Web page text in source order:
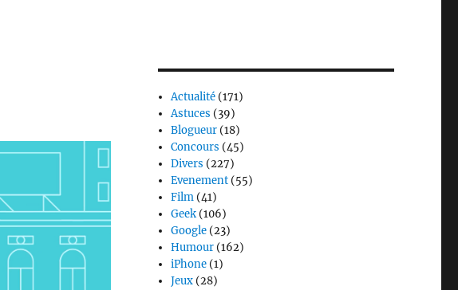
Actualité (171)
Astuces (39)
Blogueur (18)
Concours (45)
Divers (227)
Evenement (55)
Film (41)
Geek (106)
Google (23)
Humour (162)
iPhone (1)
Jeux (28)